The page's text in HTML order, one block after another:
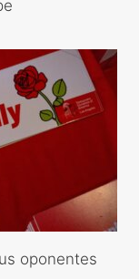
oponentes